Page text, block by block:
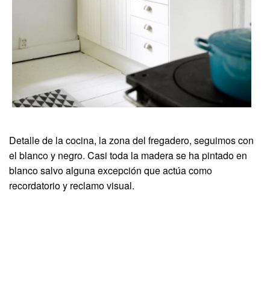
Detalle de la cocina, la zona del fregadero, seguimos con
el blanco y negro. Casi toda la madera se ha pintado en
blanco salvo alguna excepción que actúa como
recordatorio y reclamo visual.